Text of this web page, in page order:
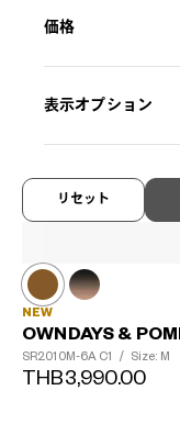
価格
表示オプション
リセット
NEW
OWNDAYS &
SR2010M-6A C1 / Size: M
THB3,990.00